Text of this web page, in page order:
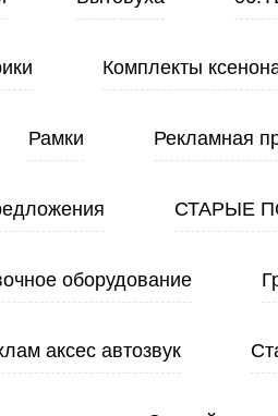
Комплекты
Рамки Рекламная
СТАРЫЕ
оборудование
аксес автозвук